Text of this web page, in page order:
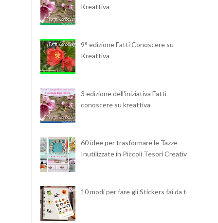
Kreattiva
9° edizione Fatti Conoscere su
Kreattiva
3 edizione dell'iniziativa Fatti
conoscere su kreattiva
60 idee per trasformare le Tazze
Inutilizzate in Piccoli Tesori Creativi
10 modi per fare gli Stickers fai da te